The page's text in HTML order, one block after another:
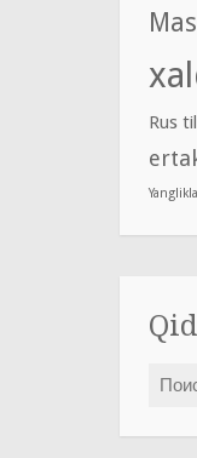
Rus
Найти: